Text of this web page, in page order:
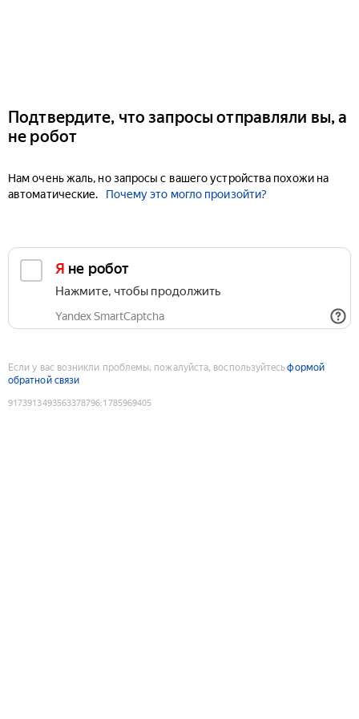
Подтвердите, что запросы отправляли вы, а
не робот
Нам очень жаль, но запросы с вашего устройства похожи на
автоматические.
Почему это могло произойти?
Я не робот
Нажмите, чтобы продолжить
Yandex SmartCaptcha
Если у вас возникли проблемы, пожалуйста, воспользуйтесьформой
обратной связи
9173913493563378796:1785969405